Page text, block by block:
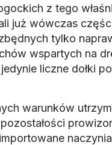
z tego
już wówczas
tylko
wspartych na
liczne dołki
warunków